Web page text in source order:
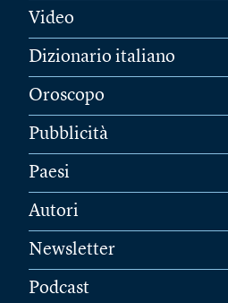
Video
Dizionario italiano
Oroscopo
Pubblicità
Paesi
Autori
Newsletter
Podcast